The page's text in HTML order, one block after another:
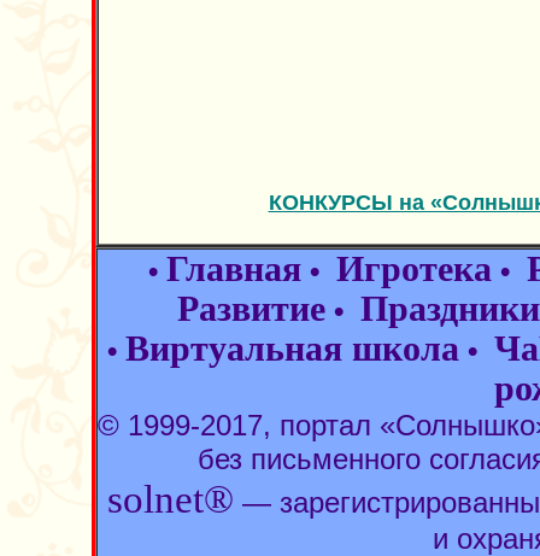
КОНКУРСЫ на
• Главная • Игротека •
Развитие• Праздники
• Виртуальная школа •
© 1999-2017, портал
без письменного
solnet® —
и